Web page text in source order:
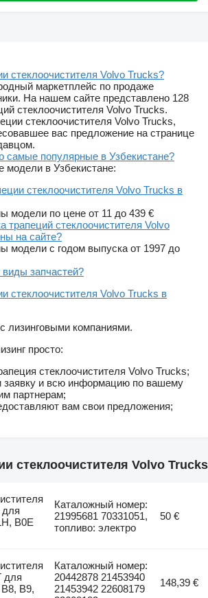
стеклоочистителя Volvo Trucks?
маркетплейс по продаже
На нашем сайте представлено 128
стеклоочистителя Volvo Trucks.
стеклоочистителя Volvo Trucks,
вас предложение на странице
самые популярные в Узбекистане?
в Узбекистане:
стеклоочистителя Volvo Trucks в
модели по цене от 11 до 439 €
трапеций стеклоочистителя Volvo
на сайте?
модели с годом выпуска от 1997 до
запчастей?
стеклоочистителя Volvo Trucks в
лизинговыми компаниями.
просто:
стеклоочистителя Volvo Trucks;
заявку и всю информацию по вашему
партнерам;
вам свои предложения;
стеклоочистителя Volvo Trucks
для
B0E
Каталожный номер:
21995681 70331051,
топливо: электро
50 €
для
B9,
Каталожный номер:
20442878 21453940
21453942 22608179
148,39 €